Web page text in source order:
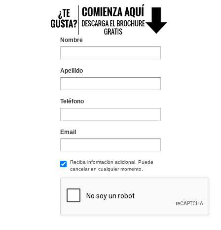
Nombre
Apellido
Teléfono
Email
Reciba información adicional. Puede
cancelar en cualquier momento.